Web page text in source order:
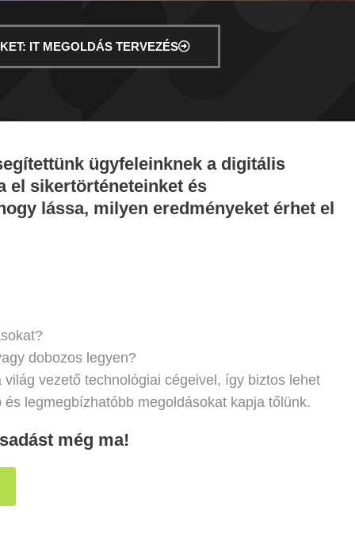
hogy
IT MEGOLDÁS TERVEZÉS
ügyfeleinknek a digitális
el sikertörténeteinket és
lássa, milyen eredményeket érhet el
dobozos legyen?
vezető technológiai cégeivel, így biztos lehet
legmegbízhatóbb megoldásokat kapja tőlünk.
még ma!